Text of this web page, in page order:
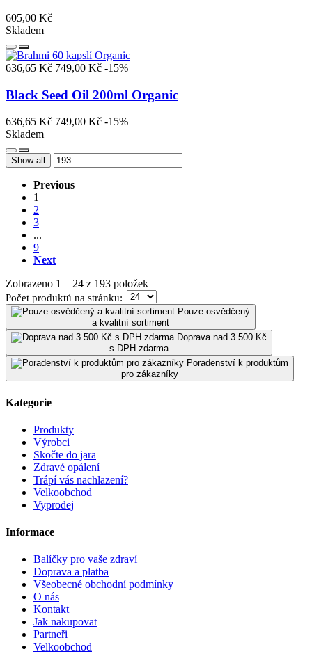
605,00 Kč
Skladem
636,65 Kč 749,00 Kč -15%
Black Seed Oil 200ml Organic
636,65 Kč 749,00 Kč -15%
Skladem
Show all
Previous
1
2
3
...
9
Next
Zobrazeno 1 – 24 z 193 položek
Počet produktů na stránku:
Pouze osvědčený
a kvalitní sortiment
Doprava nad 3 500 Kč
s DPH zdarma
Poradenství k produktům
pro zákazníky
Kategorie
Produkty
Výrobci
Skočte do jara
Zdravé opálení
Trápí vás nachlazení?
Velkoobchod
Vyprodej
Informace
Balíčky pro vaše zdraví
Doprava a platba
Všeobecné obchodní podmínky
O nás
Kontakt
Jak nakupovat
Partneři
Velkoobchod